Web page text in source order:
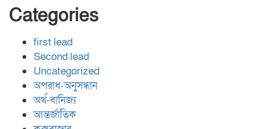
Categories
first lead
Second lead
Uncategorized
অপরাধ-অনুসন্ধান
অর্থ-বানিজ্য
আন্তর্জাতিক